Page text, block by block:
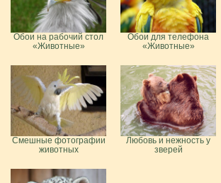
Обои на рабочий стол
«Животные»
Обои для телефона
«Животные»
Смешные фотографии
животных
Любовь и нежность у
зверей